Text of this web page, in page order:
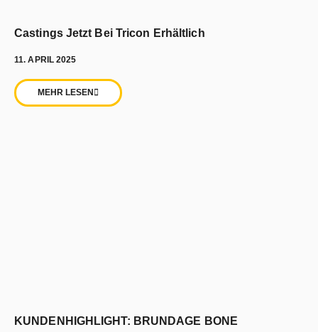
Castings Jetzt Bei Tricon Erhältlich
11. APRIL 2025
MEHR LESEN
KUNDENHIGHLIGHT: BRUNDAGE BONE